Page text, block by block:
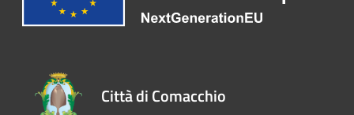
Città di Comacchio